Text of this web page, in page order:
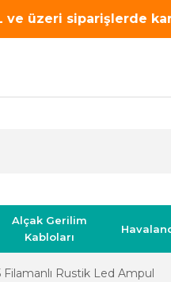
ve üzeri siparişlerde
Alçak Gerilim
Kabloları
Filamanlı Rustik Led Ampul